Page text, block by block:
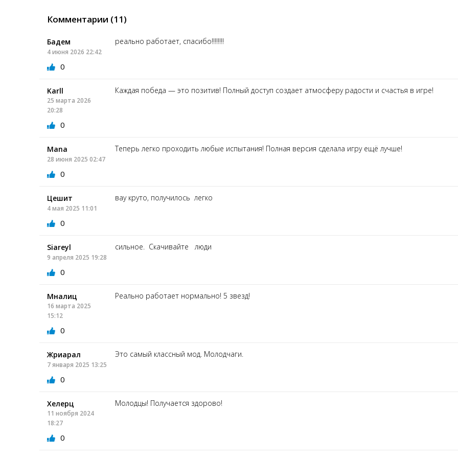
Комментарии (11)
Бадем
4 июня 2026 22:42
реально работает, спасибо!!!!!!!!
0
Karll
25 марта 2026
20:28
Каждая победа — это позитив! Полный доступ создает атмосферу радости и счастья в игре!
0
Mana
28 июня 2025 02:47
Теперь легко проходить любые испытания! Полная версия сделала игру ещё лучше!
0
Цешит
4 мая 2025 11:01
вау круто, получилось легко
0
Siareyl
9 апреля 2025 19:28
сильное. Скачивайте люди
0
Мналиц
16 марта 2025
15:12
Реально работает нормально! 5 звезд!
0
Жриарал
7 января 2025 13:25
Это самый классный мод. Молодчаги.
0
Хелерц
11 ноября 2024
18:27
Молодцы! Получается здорово!
0